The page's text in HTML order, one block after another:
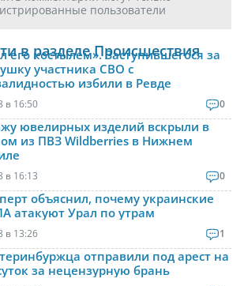
пользователи
в разделе Происшествия
его костылем». Заступившегося за
участника СВО с
избили в Ревде
в 16:50 0
ювелирных изделий вскрыли в
из ПВЗ Wildberries в Нижнем
в 16:13 0
объяснил, почему украинские
атакуют Урал по утрам
в 13:26 1
отправили под арест на
за нецензурную брань